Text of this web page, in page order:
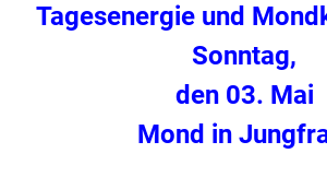
Tagesenergie und
Sonntag,
den 03. Mai
Mond in